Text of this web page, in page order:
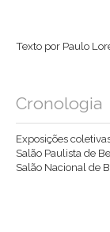
Texto por Paulo
Cronologia
Exposições
Salão Paulista de
Salão Nacional de